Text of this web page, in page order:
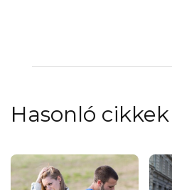
Hasonló cikkek